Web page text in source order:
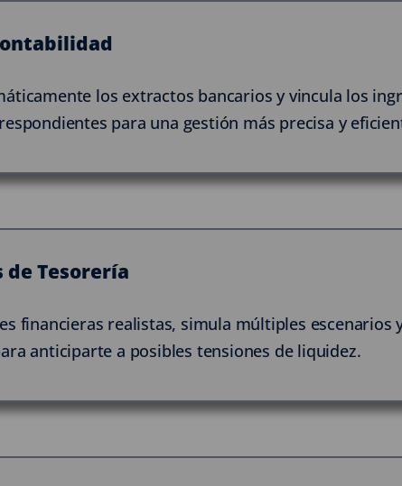
los extractos bancarios y vincula los
para una gestión más precisa y
de Tesorería
financieras realistas, simula múltiples escenarios
anticiparte a posibles tensiones de liquidez.